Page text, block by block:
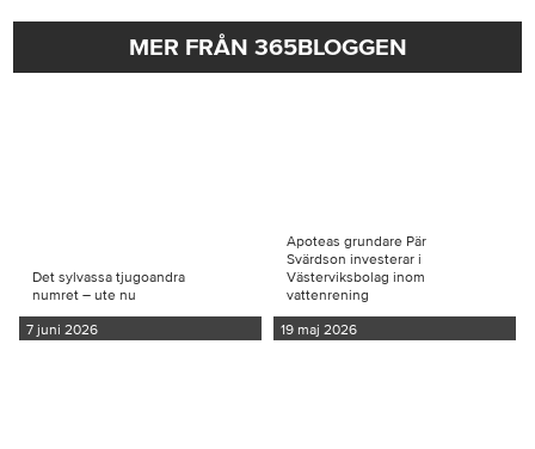
MER FRÅN 365BLOGGEN
Det sylvassa tjugoandra
numret – ute nu
7 juni 2026
Apoteas grundare Pär
Svärdson investerar i
Västerviksbolag inom
vattenrening
19 maj 2026